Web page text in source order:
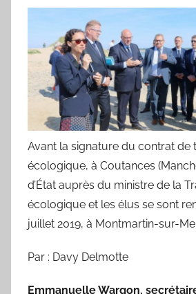
Avant la signature du contrat de
écologique, à Coutances
d’État auprès du ministre de la
écologique et les élus se sont
juillet 2019, à Montmartin-sur-
Par : Davy Delmotte
Emmanuelle Wargon,